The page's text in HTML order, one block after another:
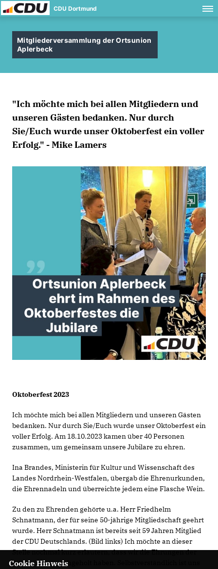
CDU Dortmund
Mitgliederversammlung der Ortsunion
Aplerbeck
"Ich möchte mich bei allen Mitgliedern und
unseren Gästen bedanken. Nur durch
Sie/Euch wurde unser Oktoberfest ein voller
Erfolg." - Mike Lamers
Oktoberfest 2023
Ich möchte mich bei allen Mitgliedern und unseren Gästen
bedanken. Nur durch Sie/Euch wurde unser Oktoberfest ein
voller Erfolg. Am 18.10.2023 kamen über 40 Personen
zusammen, um gemeinsam unsere Jubilare zu ehren.
Ina Brandes, Ministerin für Kultur und Wissenschaft des
Landes Nordrhein-Westfalen, übergab die Ehrenurkunden,
die Ehrennadeln und überreichte jedem eine Flasche Wein.
Zu den zu Ehrenden gehörte u.a. Herr Friedhelm
Schnatmann, der für seine 50-jährige Mitgliedschaft geehrt
wurde. Herr Schnatmann ist bereits seit 59 Jahren Mitglied
der CDU Deutschlands. (Bild links) Ich möchte an dieser
Stelle nochmal kurz erläutern, dass wir die Ehrungen der
letzten Jahre nachgeholt haben. Selbstverständlich ist uns
Cookie Hinweis